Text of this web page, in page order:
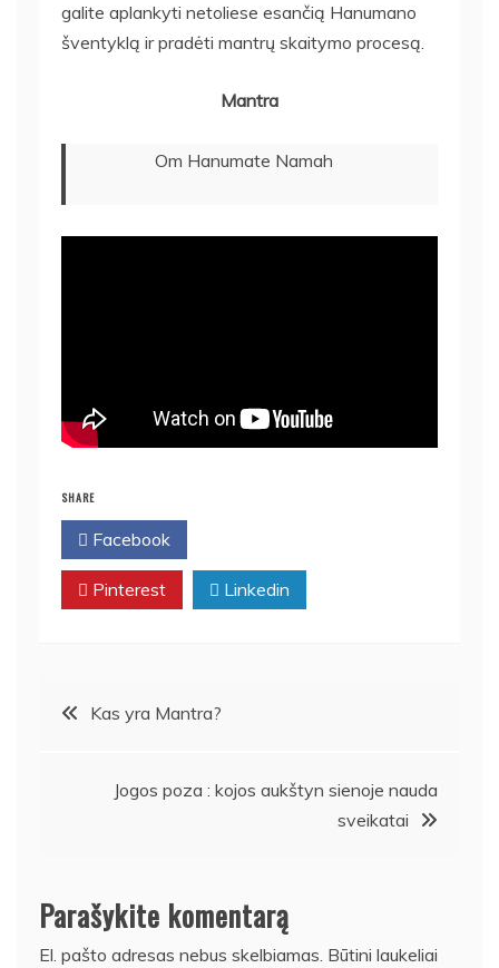
galite aplankyti netoliese esančią Hanumano
šventyklą ir pradėti mantrų skaitymo procesą.
Mantra
Om Hanumate Namah
SHARE
Facebook
Pinterest Linkedin
Navigacija
Kas yra Mantra?
Jogos poza : kojos aukštyn sienoje nauda
sveikatai
Parašykite komentarą
El. pašto adresas nebus skelbiamas. Būtini laukeliai